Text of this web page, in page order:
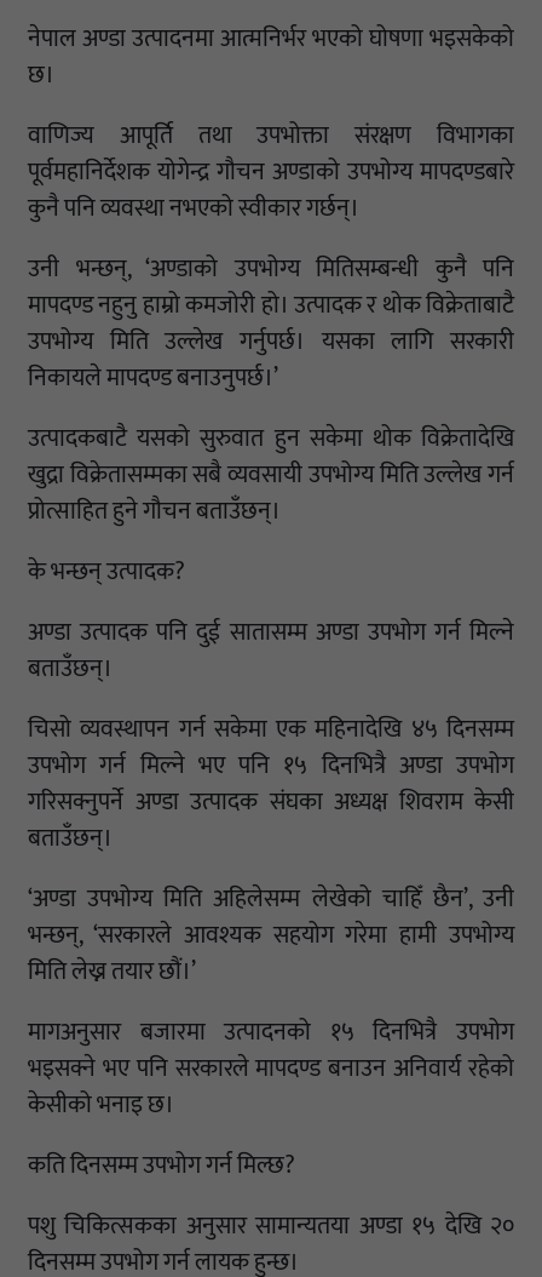
नेपाल अण्डा उत्पादनमा आत्मनिर्भर भएको घोषणा भइसकेको
छ।
वाणिज्य आपूर्ति तथा उपभोक्ता संरक्षण विभागका
पूर्वमहानिर्देशक योगेन्द्र गौचन अण्डाको उपभोग्य मापदण्डबारे
कुनै पनि व्यवस्था नभएको स्वीकार गर्छन्।
उनी भन्छन्, ‘अण्डाको उपभोग्य मितिसम्बन्धी कुनै पनि
मापदण्ड नहुनु हाम्रो कमजोरी हो। उत्पादक र थोक विक्रेताबाटै
उपभोग्य मिति उल्लेख गर्नुपर्छ। यसका लागि सरकारी
निकायले मापदण्ड बनाउनुपर्छ।’
उत्पादकबाटै यसको सुरुवात हुन सकेमा थोक विक्रेतादेखि
खुद्रा विक्रेतासम्मका सबै व्यवसायी उपभोग्य मिति उल्लेख गर्न
प्रोत्साहित हुने गौचन बताउँछन्।
के भन्छन् उत्पादक?
अण्डा उत्पादक पनि दुई सातासम्म अण्डा उपभोग गर्न मिल्ने
बताउँछन्।
चिसो व्यवस्थापन गर्न सकेमा एक महिनादेखि ४५ दिनसम्म
उपभोग गर्न मिल्ने भए पनि १५ दिनभित्रै अण्डा उपभोग
गरिसक्नुपर्ने अण्डा उत्पादक संघका अध्यक्ष शिवराम केसी
बताउँछन्।
‘अण्डा उपभोग्य मिति अहिलेसम्म लेखेको चाहिँ छैन’, उनी
भन्छन्, ‘सरकारले आवश्यक सहयोग गरेमा हामी उपभोग्य
मिति लेख्न तयार छौं।’
मागअनुसार बजारमा उत्पादनको १५ दिनभित्रै उपभोग
भइसक्ने भए पनि सरकारले मापदण्ड बनाउन अनिवार्य रहेको
केसीको भनाइ छ।
कति दिनसम्म उपभोग गर्न मिल्छ?
पशु चिकित्सकका अनुसार सामान्यतया अण्डा १५ देखि २०
दिनसम्म उपभोग गर्न लायक हुन्छ।